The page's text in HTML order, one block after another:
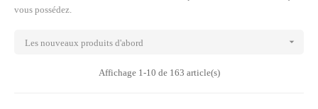
vous possédez.
Les nouveaux produits d'abord 
Affichage 1-10 de 163 article(s)